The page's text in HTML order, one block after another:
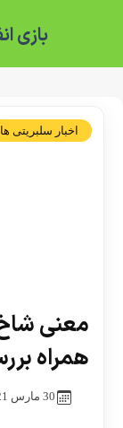
بازی
اخبار سلبریتی ها
معنی
همراه
30 مارس 2021